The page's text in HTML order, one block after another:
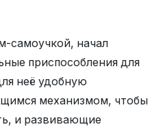
самоучкой, начал
приспособления для
неё удобную
механизмом, чтобы
и развивающие